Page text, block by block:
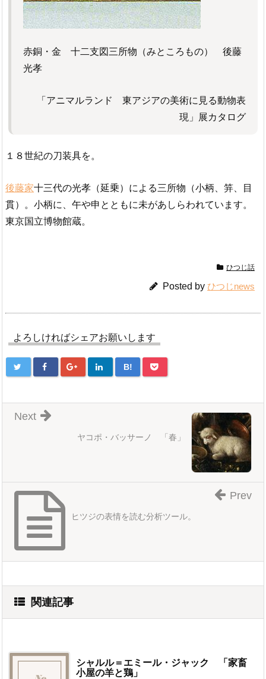
赤銅・金 十二支図三所物（みところもの） 後藤
光孝
「アニマルランド 東アジアの美術に見る動物表
現」展カタログ
１８世紀の刀装具を。
後藤家十三代の光孝（延乗）による三所物（小柄、笄、目
貫）。小柄に、午や申とともに未があしらわれています。
東京国立博物館蔵。
ひつじ話
Posted by ひつじnews
よろしければシェアお願いします
B!
ヤコポ・バッサーノ 「春」
Next
ヒツジの表情を読む分析ツール。
Prev
関連記事
シャルル＝エミール・ジャック 「家畜
小屋の羊と鶏」